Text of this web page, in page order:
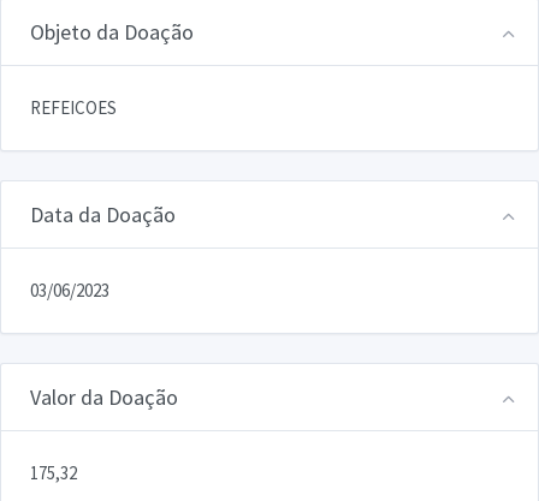
Objeto da Doação
REFEICOES
Data da Doação
03/06/2023
Valor da Doação
175,32